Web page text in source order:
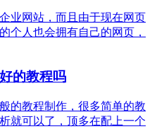
业网站，而且由于现在网页
个人也会拥有自己的网页，
的教程吗
的教程制作，很多简单的教
就可以了，顶多在配上一个